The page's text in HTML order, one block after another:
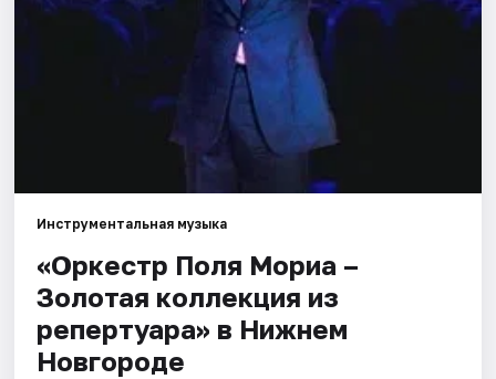
Инструментальная музыка
«Оркестр Поля Мориа –
Золотая коллекция из
репертуара» в Нижнем
Новгороде